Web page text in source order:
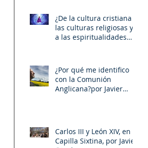
¿De la cultura cristiana a
las culturas religiosas y
a las espiritualidades
¿Por qué me identifico
con la Comunión
Anglicana?por Javier
Carlos III y León XIV, en la
Capilla Sixtina, por Javier